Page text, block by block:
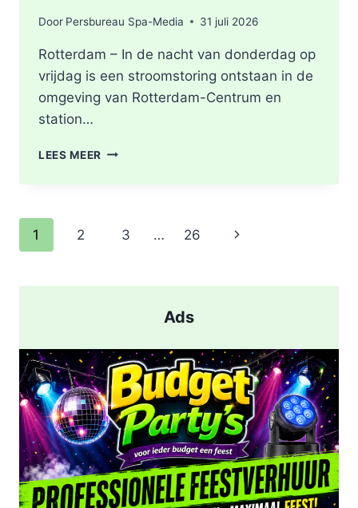
Door Persbureau Spa-Media 31 juli 2026
Rotterdam – In de nacht van donderdag op
vrijdag is een stroomstoring ontstaan in de
omgeving van Rotterdam-Centrum en
station…
LEES MEER STROOMSTORING
Paginanavigatie
1 2 3 … 26
Volgende
Ads